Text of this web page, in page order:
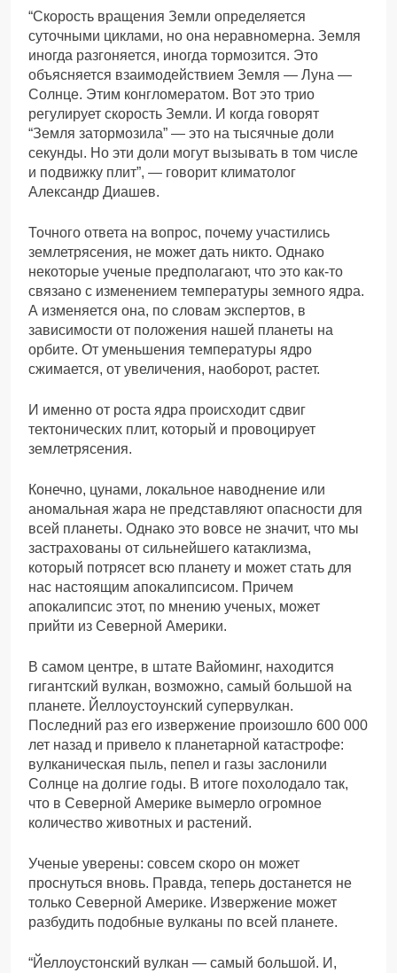
“Скорость вращения Земли определяется
суточными циклами, но она неравномерна. Земля
иногда разгоняется, иногда тормозится. Это
объясняется взаимодействием Земля — Луна —
Солнце. Этим конгломератом. Вот это трио
регулирует скорость Земли. И когда говорят
“Земля затормозила” — это на тысячные доли
секунды. Но эти доли могут вызывать в том числе
и подвижку плит”, — говорит климатолог
Александр Диашев.
Точного ответа на вопрос, почему участились
землетрясения, не может дать никто. Однако
некоторые ученые предполагают, что это как-то
связано с изменением температуры земного ядра.
А изменяется она, по словам экспертов, в
зависимости от положения нашей планеты на
орбите. От уменьшения температуры ядро
сжимается, от увеличения, наоборот, растет.
И именно от роста ядра происходит сдвиг
тектонических плит, который и провоцирует
землетрясения.
Конечно, цунами, локальное наводнение или
аномальная жара не представляют опасности для
всей планеты. Однако это вовсе не значит, что мы
застрахованы от сильнейшего катаклизма,
который потрясет всю планету и может стать для
нас настоящим апокалипсисом. Причем
апокалипсис этот, по мнению ученых, может
прийти из Северной Америки.
В самом центре, в штате Вайоминг, находится
гигантский вулкан, возможно, самый большой на
планете. Йеллоустоунский супервулкан.
Последний раз его извержение произошло 600 000
лет назад и привело к планетарной катастрофе:
вулканическая пыль, пепел и газы заслонили
Солнце на долгие годы. В итоге похолодало так,
что в Северной Америке вымерло огромное
количество животных и растений.
Ученые уверены: совсем скоро он может
проснуться вновь. Правда, теперь достанется не
только Северной Америке. Извержение может
разбудить подобные вулканы по всей планете.
“Йеллоустонский вулкан — самый большой. И,